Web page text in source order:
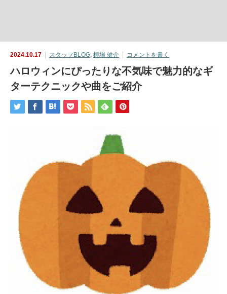
2024.10.17 スタッフBLOG, 榧場 健介 コメントを書く
ハロウィンにぴったりな不気味で魅力的なギ
ターテクニックや曲をご紹介